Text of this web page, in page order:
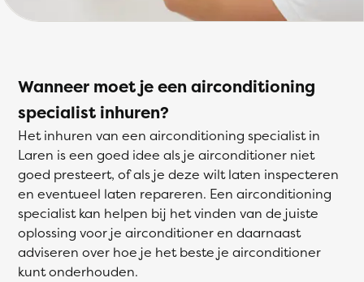
Wanneer moet je een airconditioning
specialist inhuren?
Het inhuren van een airconditioning specialist in
Laren is een goed idee als je airconditioner niet
goed presteert, of als je deze wilt laten inspecteren
en eventueel laten repareren. Een airconditioning
specialist kan helpen bij het vinden van de juiste
oplossing voor je airconditioner en daarnaast
adviseren over hoe je het beste je airconditioner
kunt onderhouden.